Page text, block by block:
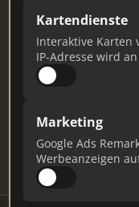
Kartendienste
Interaktive Karten
IP-Adresse wird
Marketing
Google Ads
Werbeanzeigen
Ist das Ihr
Verifizieren Sie
Updates.
Profil